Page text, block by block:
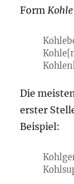
Form
Die
erster
Beispiel: